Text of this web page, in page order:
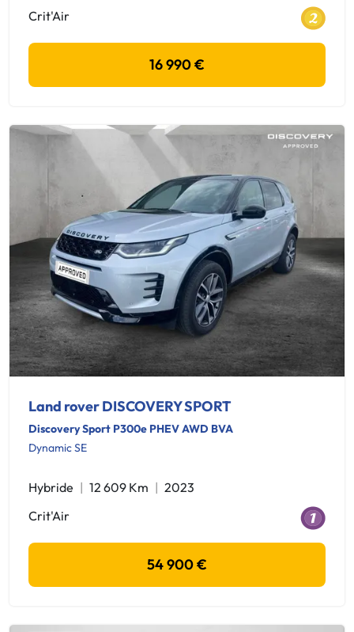
Crit'Air
16 990 €
Land rover DISCOVERY SPORT
Discovery Sport P300e PHEV AWD BVA
Dynamic SE
Hybride 12 609 Km
2023
Crit'Air
54 900 €